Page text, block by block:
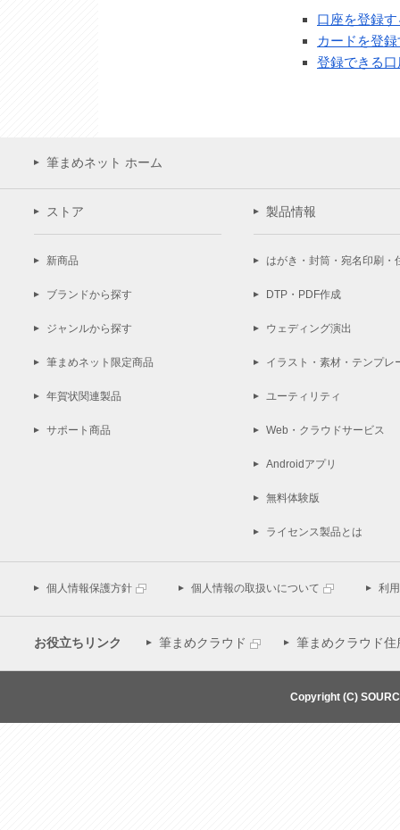
口座を登録
カードを登
登録できる
筆まめネット ホーム
ストア
新商品
ブランドから探す
ジャンルから探す
筆まめネット限定商品
年賀状関連製品
サポート商品
製品情報
はがき・封筒・宛名印刷・
DTP・PDF作成
ウェディング演出
イラスト・素材・テンプレ
ユーティリティ
Web・クラウドサービス
Androidアプリ
無料体験版
ライセンス製品とは
個人情報保護方針 個人情報の取扱いについて 利
お役立ちリンク 筆まめクラウド 筆まめクラウド住
Copyright (C)